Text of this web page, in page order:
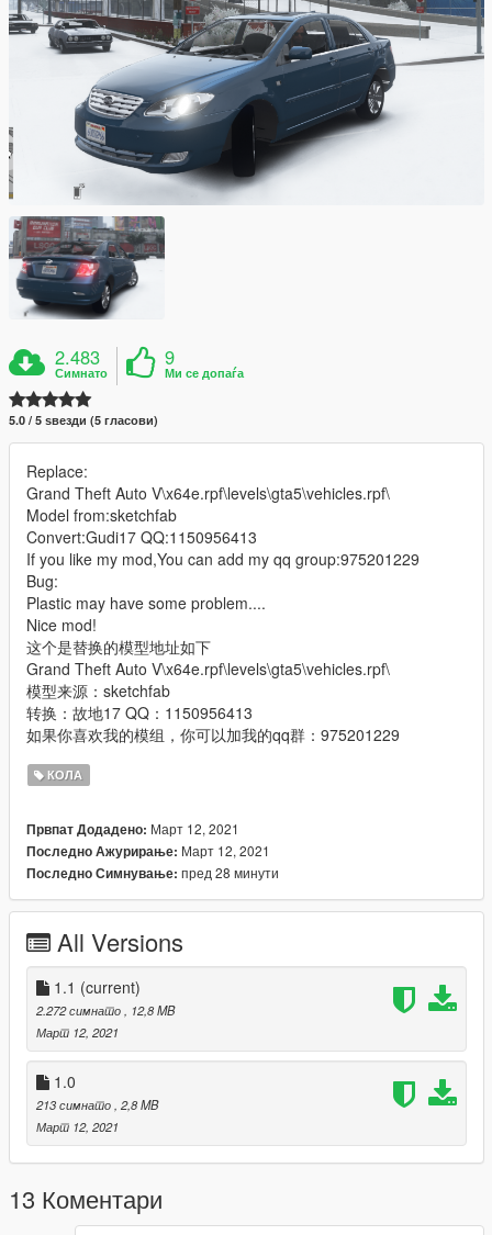
2.483
Симнато
9
Ми се допаѓа
5.0 / 5 ѕвезди (5 гласови)
Replace:
Grand Theft Auto V\x64e.rpf\levels\gta5\vehicles.rpf\
Model from:sketchfab
Convert:Gudi17 QQ:1150956413
If you like my mod,You can add my qq group:975201229
Bug:
Plastic may have some problem....
Nice mod!
这个是替换的模型地址如下
Grand Theft Auto V\x64e.rpf\levels\gta5\vehicles.rpf\
模型来源：sketchfab
转换：故地17 QQ：1150956413
如果你喜欢我的模组，你可以加我的qq群：975201229
КОЛА
Првпат Додадено: Март 12, 2021
Последно Ажурирање: Март 12, 2021
Последно Симнување: пред 28 минути
All Versions
1.1 (current)
2.272 симнато
, 12,8 MB
Март 12, 2021
1.0
213 симнато , 2,8 MB
Март 12, 2021
13 Коментари